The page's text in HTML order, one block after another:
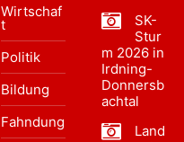
Wirtschaf
t
Politik
Bildung
Fahndung
SK-
Stur
m 2026 in
Irdning-
Donnersb
achtal
Land